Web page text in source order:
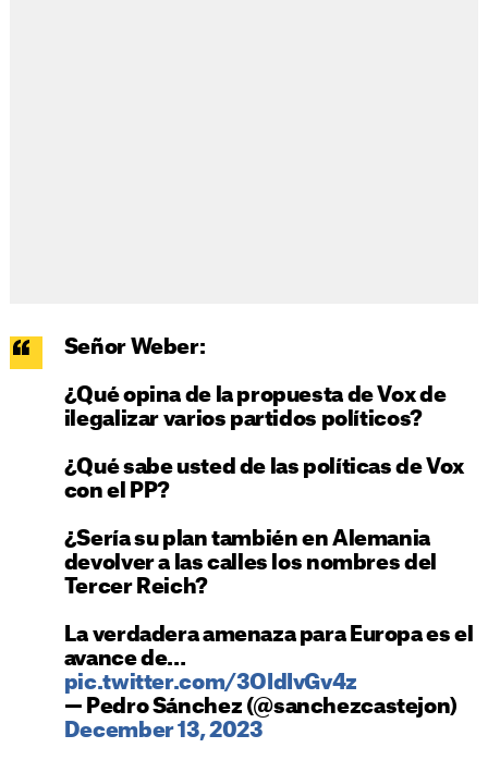
Señor Weber:
¿Qué opina de la propuesta de Vox de
ilegalizar varios partidos políticos?
¿Qué sabe usted de las políticas de Vox
con el PP?
¿Sería su plan también en Alemania
devolver a las calles los nombres del
Tercer Reich?
La verdadera amenaza para Europa es el
avance de…
pic.twitter.com/3OIdIvGv4z
— Pedro Sánchez (@sanchezcastejon)
December 13, 2023